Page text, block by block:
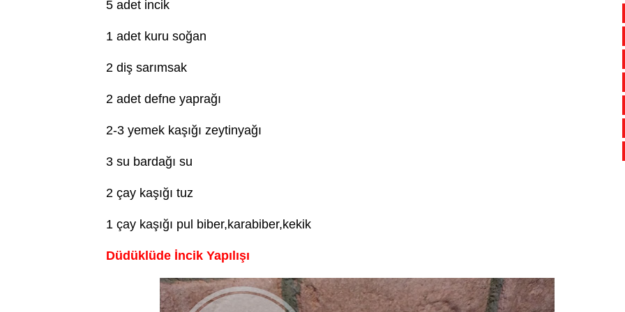
5 adet incik
1 adet kuru soğan
2 diş sarımsak
2 adet defne yaprağı
2-3 yemek kaşığı zeytinyağı
3 su bardağı su
2 çay kaşığı tuz
1 çay kaşığı pul biber,karabiber,kekik
Düdüklüde İncik Yapılışı